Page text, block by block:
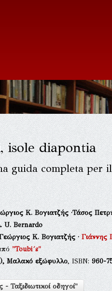
isole diapontia
guida completa per
Κ. Βογιατζής·Τάσος
U. Bernardo
Κ. Βογιατζής·Γιάννης
"Toubi´s"
Μαλακό εξώφυλλο, ISBN:960-
- Ταξιδιωτικοί οδηγοί"